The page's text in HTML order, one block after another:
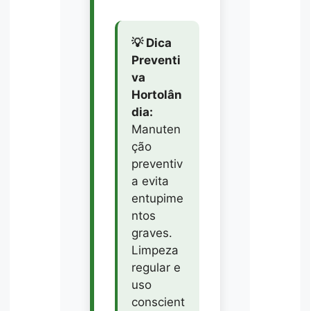
💡 Dica
Preventi
va
Hortolân
dia:
Manuten
ção
preventiv
a evita
entupime
ntos
graves.
Limpeza
regular e
uso
conscient